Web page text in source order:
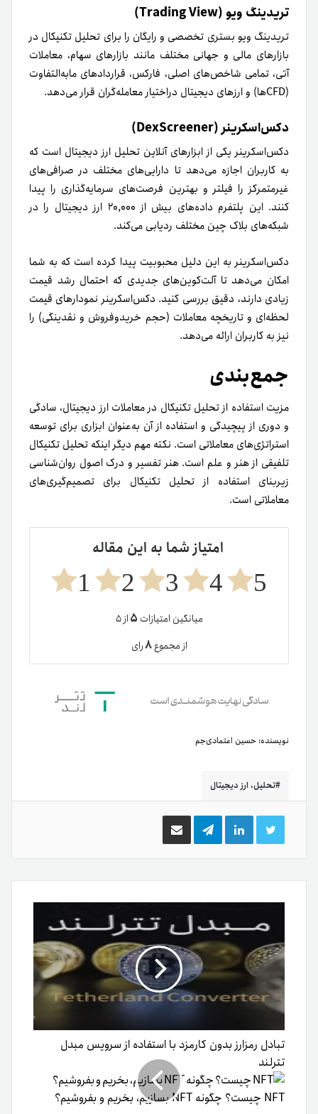
تریدینگ ویو (Trading View)
تریدینگ ویو بستری تخصصی و رایگان را برای تحلیل تکنیکال در
بازارهای مالی و جهانی مختلف مانند بازارهای سهام، معاملات
آتی، تمامی شاخص‌های اصلی، فارکس، قراردادهای مابه‌‌التفاوت
(CFDها) و ارزهای دیجیتال در‌اختیار معامله‌گران قرار می‌دهد.
دکس‌اسکرینر (DexScreener)
دکس‌اسکرینر یکی از ابزارهای آنلاین تحلیل ارز دیجیتال است که
به کاربران اجازه می‌دهد تا دارایی‌های مختلف در صرافی‌های
غیرمتمرکز را فیلتر و بهترین فرصت‌های سرمایه‌گذاری را پیدا
کنند. این پلتفرم داده‌های بیش از ۲۰,۰۰۰ ارز دیجیتال را در
شبکه‌های بلاک چین مختلف ردیابی می‌کند.
دکس‌اسکرینر به این دلیل محبوبیت پیدا کرده است که به شما
امکان می‌دهد تا آلت‌کوین‌های جدیدی که احتمال رشد قیمت
زیادی دارند، دقیق بررسی کنید. دکس‌اسکرینر نمودارهای قیمت
لحظه‌ای و تاریخچه معاملات (حجم خرید‌و‌فروش و نقدینگی) را
نیز به کاربران ارائه می‌دهد.
جمع‌بندی
مزیت استفاده از تحلیل تکنیکال در معاملات ارز دیجیتال، سادگی
و دوری از پیچیدگی و استفاده از آن به‌عنوان ابزاری برای توسعه
استراتژی‌های معاملاتی است. نکته مهم دیگر اینکه تحلیل تکنیکال
تلفیقی از هنر و علم است. هنر تفسیر و درک اصول روان‌شناسی
زیربنای استفاده از تحلیل تکنیکال برای تصمیم‌گیری‌های
معاملاتی است.
امتیاز شما به این مقاله
5
4
3
2
1
میانگین امتیازات ۵از ۵
از مجموع۸رای
نویسنده: حسین اعتمادی‌جم
تحلیل، ارز دیجیتال
توییتر لینکدینتلگرام اشتراک
گذاری
ایمیل
تبادل رمزارز بدون کارمزد با استفاده از سرویس مبدل
تترلند
NFT چیست؟ چگونه NFT بسازیم، بخریم و بفروشیم؟